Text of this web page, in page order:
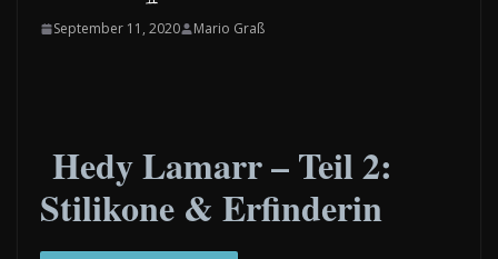
September 11, 2020 Mario Graß
Hedy Lamarr – Teil 2:
Stilikone & Erfinderin